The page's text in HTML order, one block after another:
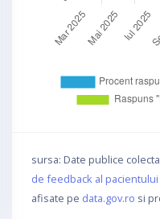
sursa: Date publice
de feedback al pacientului
afisate pe data.gov.ro si